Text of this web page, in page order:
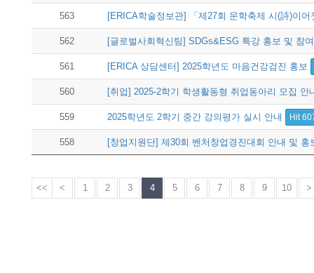
563 [ERICA학술정보관] 「제27회 문학축제 시(詩)이
562 [글로벌사회혁신팀] SDGs&ESG 특강 홍보 및 참
561 [ERICA 상담센터] 2025학년도 마음건강검진 홍보
560 [취업] 2025-2학기 학생활동형 취업동아리 모집
559 2025학년도 2학기 중간 강의평가 실시 안내 Hit
558 [창업지원단] 제30회 벤처창업경진대회 안내 및
<< < 1 2 3 4 5 6 7 8 9 10 >